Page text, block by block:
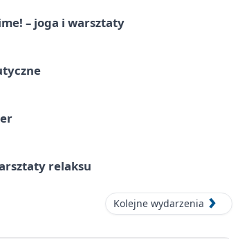
– joga i warsztaty
relaksu
Kolejne wydarzenia